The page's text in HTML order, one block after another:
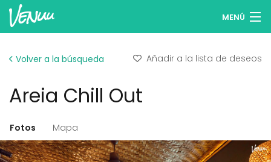
MENÚ
Iniciar sesión
Publicar tu espacio
Volver a la búsqueda Añadir a la lista de deseos
Areia Chill Out
Fotos Mapa